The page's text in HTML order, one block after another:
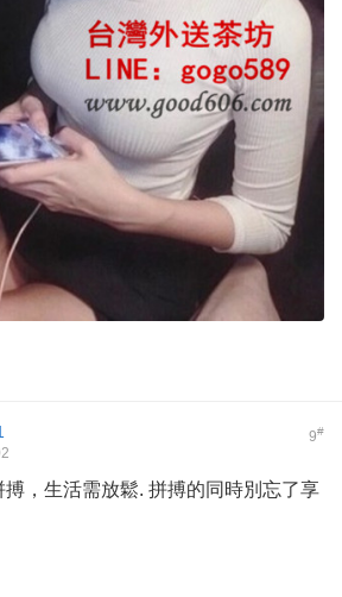
9#
，生活需放鬆. 拼搏的同時別忘了享